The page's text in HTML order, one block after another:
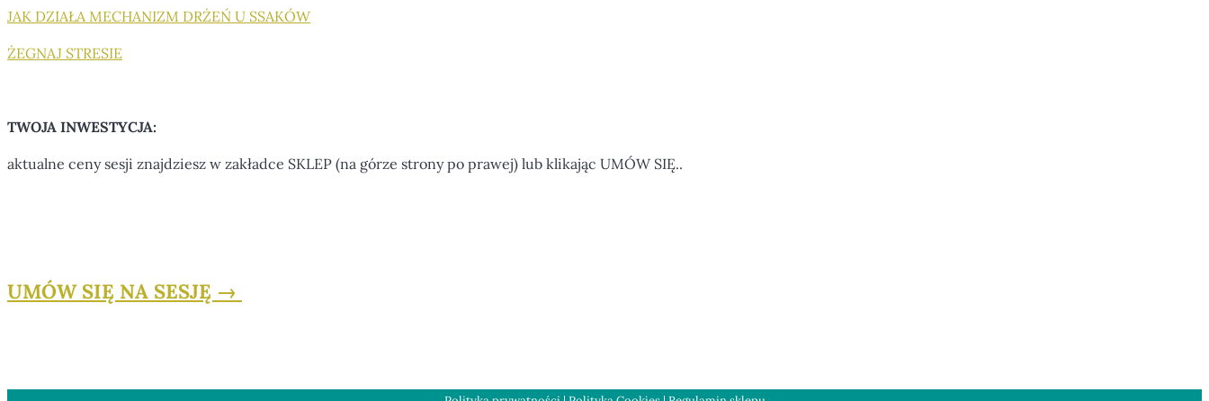
JAK DZIAŁA MECHANIZM DRŻEŃ U SSAKÓW
ŻEGNAJ STRESIE
TWOJA INWESTYCJA:
aktualne ceny sesji znajdziesz w zakładce SKLEP (na górze strony po prawej) lub klikając UMÓW SIĘ..
UMÓW SIĘ NA SESJĘ →